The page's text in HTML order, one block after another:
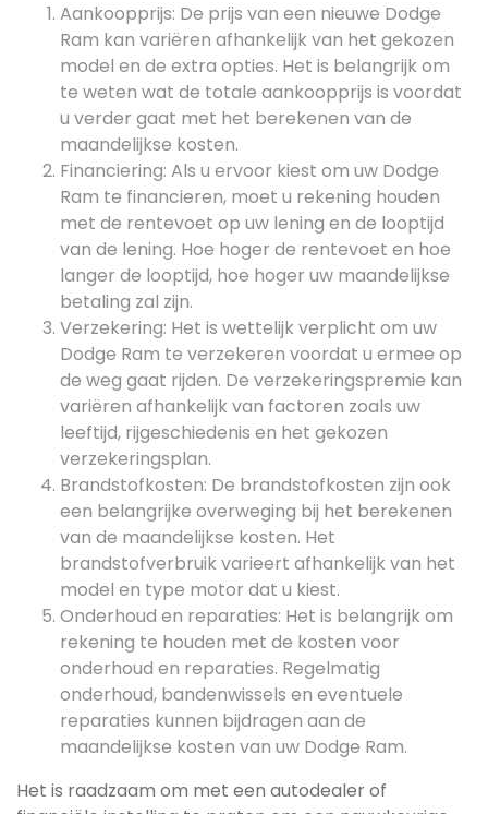
Aankoopprijs: De prijs van een nieuwe Dodge
Ram kan variëren afhankelijk van het gekozen
model en de extra opties. Het is belangrijk om
te weten wat de totale aankoopprijs is voordat
u verder gaat met het berekenen van de
maandelijkse kosten.
Financiering: Als u ervoor kiest om uw Dodge
Ram te financieren, moet u rekening houden
met de rentevoet op uw lening en de looptijd
van de lening. Hoe hoger de rentevoet en hoe
langer de looptijd, hoe hoger uw maandelijkse
betaling zal zijn.
Verzekering: Het is wettelijk verplicht om uw
Dodge Ram te verzekeren voordat u ermee op
de weg gaat rijden. De verzekeringspremie kan
variëren afhankelijk van factoren zoals uw
leeftijd, rijgeschiedenis en het gekozen
verzekeringsplan.
Brandstofkosten: De brandstofkosten zijn ook
een belangrijke overweging bij het berekenen
van de maandelijkse kosten. Het
brandstofverbruik varieert afhankelijk van het
model en type motor dat u kiest.
Onderhoud en reparaties: Het is belangrijk om
rekening te houden met de kosten voor
onderhoud en reparaties. Regelmatig
onderhoud, bandenwissels en eventuele
reparaties kunnen bijdragen aan de
maandelijkse kosten van uw Dodge Ram.
Het is raadzaam om met een autodealer of